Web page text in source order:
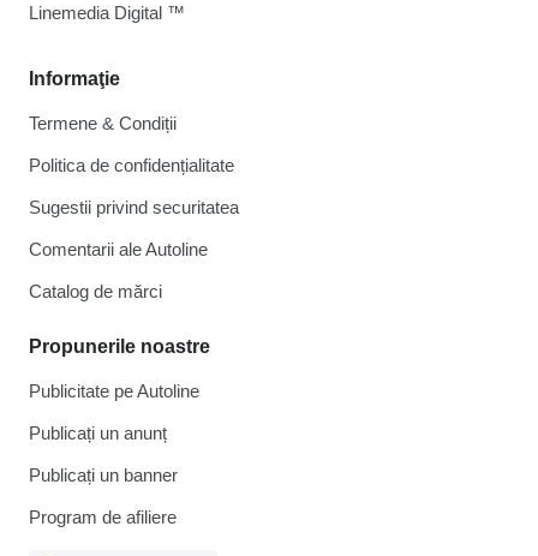
Informaţie
Termene & Condiții
Politica de confidențialitate
Sugestii privind securitatea
Comentarii ale Autoline
Catalog de mărcі
Propunerile noastre
Publicitate pe Autoline
Publicați un anunț
Publicați un banner
Program de afiliere
Linemedia Digital ™